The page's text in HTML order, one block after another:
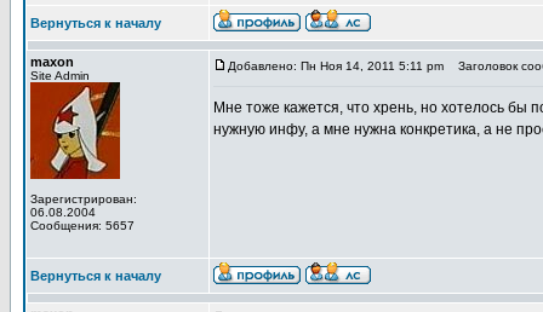
Вернуться к началу
maxon
Site Admin
Зарегистрирован:
06.08.2004
Сообщения: 5657
Добавлено: Пн Ноя 14, 2011 5:11 pm Заголовок
Мне тоже кажется, что хрень, но хотелось бы
нужную инфу, а мне нужна конкретика, а не
Вернуться к началу